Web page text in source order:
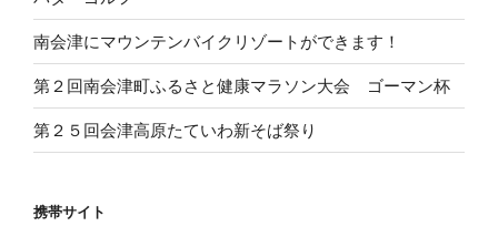
南会津にマウンテンバイクリゾートができます！
第２回南会津町ふるさと健康マラソン大会 ゴーマン杯
第２５回会津高原たていわ新そば祭り
携帯サイト